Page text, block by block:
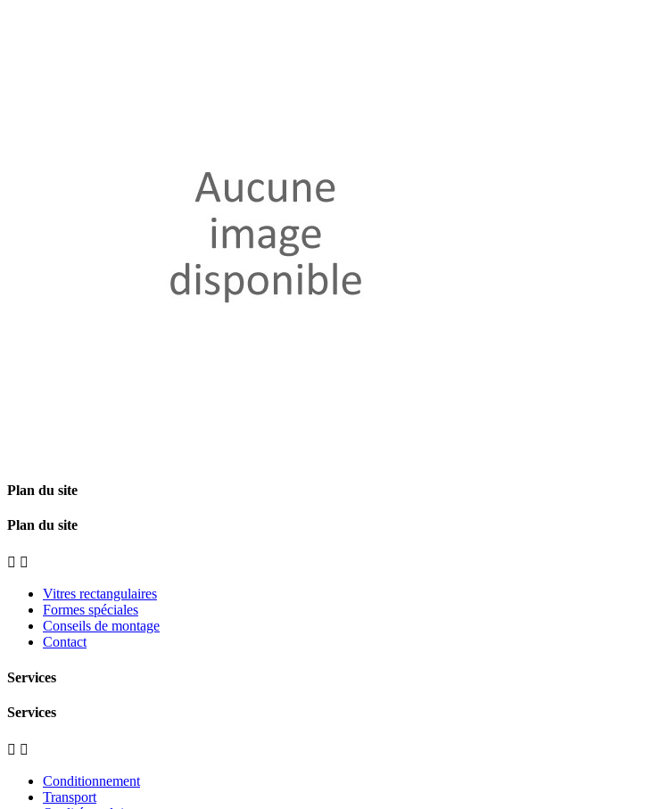
Plan du site
Plan du site
 
Vitres rectangulaires
Formes spéciales
Conseils de montage
Contact
Services
Services
 
Conditionnement
Transport